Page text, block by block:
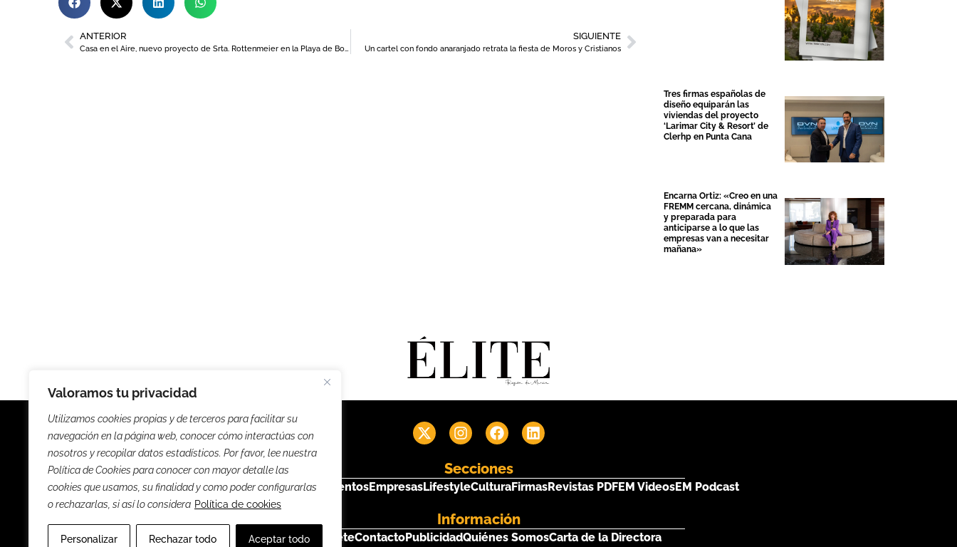
Valoramos tu privacidad
Utilizamos cookies propias y de terceros para facilitar su
navegación en la página web, conocer cómo interactúas con
nosotros y recopilar datos estadísticos. Por favor, lee nuestra
Política de Cookies para conocer con mayor detalle las
cookies que usamos, su finalidad y como poder configurarlas
o rechazarlas, si así lo considera Política de cookies
Personalizar Rechazar todo Aceptar todo
ANTERIOR
Casa en el Aire, nuevo proyecto de Srta. Rottenmeier en la Playa de Bolnuevo
SIGUIENTE
Un cartel con fondo anaranjado retrata la fiesta de Moros y Cristianos
Tres firmas españolas de
diseño equiparán las
viviendas del proyecto
‘Larimar City & Resort’ de
Clerhp en Punta Cana
Encarna Ortiz: «Creo en una
FREMM cercana, dinámica
y preparada para
anticiparse a lo que las
empresas van a necesitar
mañana»
Secciones
NoticiasEntrevistas EventosEmpresasLifestyleCulturaFirmasRevistas PDFEM VideosEM Podcast
Información
SuscríbeteContactoPublicidadQuiénes SomosCarta de la Directora